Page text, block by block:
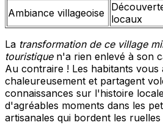
Ambiance villageoise locaux
La transformation de ce village
touristiquen'a rien enlevé à son
Au contraire ! Les habitants vous
chaleureusement et partagent
connaissances sur l'histoire
d'agréables moments dans les
artisanales qui bordent les ruelles